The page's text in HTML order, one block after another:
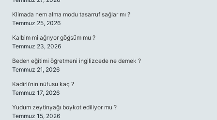
Klimada nem alma modu tasarruf sağlar mı ?
Temmuz 25, 2026
Kalbim mi ağrıyor göğsüm mu ?
Temmuz 23, 2026
Beden eğitimi öğretmeni ingilizcede ne demek ?
Temmuz 21, 2026
Kadirli’nin nüfusu kaç ?
Temmuz 17, 2026
Yudum zeytinyağı boykot ediliyor mu ?
Temmuz 15, 2026